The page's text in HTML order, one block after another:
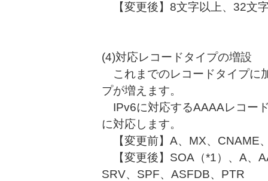
【変更後】8文字以上、32文
(4)対応レコードタイプの増設
これまでのレコードタイプに
プが増えます。
IPv6に対応するAAAAレコー
に対応します。
【変更前】A、MX、CNAME
【変更後】SOA（*1）、A、
SRV、SPF、ASFDB、PTR